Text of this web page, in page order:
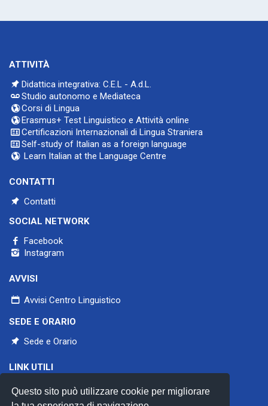
Questo sito può utilizzare cookie per migliorare
ATTIVITÀ
Didattica integrativa: C.E.L - A.d.L.
Studio autonomo e Mediateca
Corsi di Lingua
Erasmus+ Test Linguistico e Attività online
Certificazioni Internazionali di Lingua Straniera
Self-study of Italian as a foreign language
Learn Italian at the Language Centre
CONTATTI
Contatti
SOCIAL NETWORK
Facebook
Instagram
AVVISI
Avvisi Centro Linguistico
SEDE E ORARIO
Sede e Orario
LINK UTILI
Aiclu